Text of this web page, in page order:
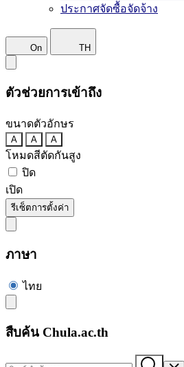
ประกาศจัดซื้อจัดจ้าง
On TH
ตัวช่วยการเข้าถึง
ขนาดตัวอักษร
A A A
โหมดสีตัดกันสูง
ปิด
เปิด
รีเซ็ตการตั้งค่า
ภาษา
ไทย
สืบค้น Chula.ac.th